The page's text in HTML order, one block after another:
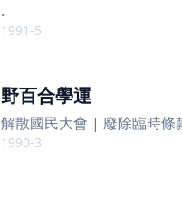
.
1991-5
野百合學運
解散國民大會 | 廢除臨時
1990-3